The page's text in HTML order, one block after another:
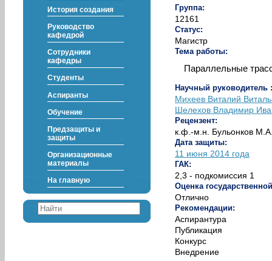
Группа:
12161
Статус:
Магистр
Тема работы:
Параллельные
Научный руководитель
Михеев Виталий
Шелехов Владимир
Рецензент:
к.ф.-м.н. Бульонков
Дата защиты:
11 июня 2014 года
ГАК:
2,3 - подкомиссия 1
Оценка
Отлично
Рекомендации:
Аспирантура
Публикация
Конкурс
Внедрение
История создания
Руководство
кафедрой
Сотрудники
кафедры
Студенты
Аспиранты
Обучение
Предзащиты и
защиты
Организационные
материалы
На главную